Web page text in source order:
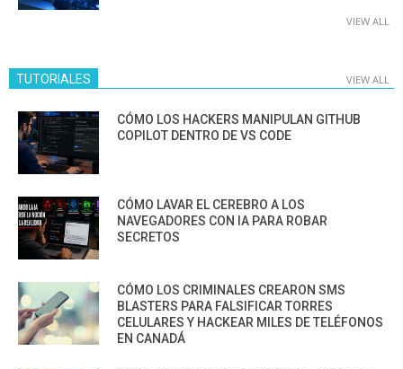
VIEW ALL
TUTORIALES VIEW ALL
CÓMO LOS HACKERS MANIPULAN GITHUB
COPILOT DENTRO DE VS CODE
CÓMO LAVAR EL CEREBRO A LOS
NAVEGADORES CON IA PARA ROBAR
SECRETOS
CÓMO LOS CRIMINALES CREARON SMS
BLASTERS PARA FALSIFICAR TORRES
CELULARES Y HACKEAR MILES DE TELÉFONOS
EN CANADÁ